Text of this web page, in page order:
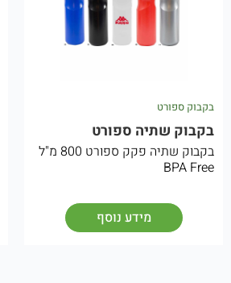
בקבוק ספורט
בקבוק שתיה ספורט
בקבוק שתיה פקק ספורט 800 מ"ל
BPA Free
מידע נוסף